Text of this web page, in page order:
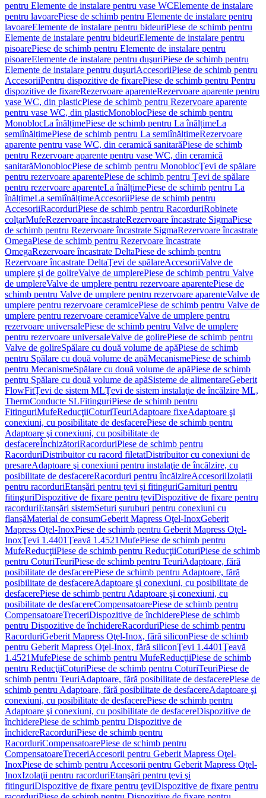
pentru Elemente de instalare pentru vase WCElemente de instalare
pentru lavoarePiese de schimb pentru Elemente de instalare pentru
lavoareElemente de instalare pentru bideuriPiese de schimb pentru
Elemente de instalare pentru bideuriElemente de instalare pentru
pisoarePiese de schimb pentru Elemente de instalare pentru
pisoareElemente de instalare pentru duşuriPiese de schimb pentru
Elemente de instalare pentru duşuriAccesoriiPiese de schimb pentru
AccesoriiPentru dispozitive de fixarePiese de schimb pentru Pentru
dispozitive de fixareRezervoare aparenteRezervoare aparente pentru
vase WC, din plasticPiese de schimb pentru Rezervoare aparente
pentru vase WC, din plasticMonoblocPiese de schimb pentru
MonoblocLa înălțimePiese de schimb pentru La înălțimeLa
semiînălțimePiese de schimb pentru La semiînălțimeRezervoare
aparente pentru vase WC, din ceramică sanitarăPiese de schimb
pentru Rezervoare aparente pentru vase WC, din ceramică
sanitarăMonoblocPiese de schimb pentru MonoblocŢevi de spălare
pentru rezervoare aparentePiese de schimb pentru Ţevi de spălare
pentru rezervoare aparenteLa înălțimePiese de schimb pentru La
înălțimeLa semiînălțimeAccesoriiPiese de schimb pentru
AccesoriiRacorduriPiese de schimb pentru RacorduriRobinete
colţarMufeRezervoare încastrateRezervoare încastrate SigmaPiese
de schimb pentru Rezervoare încastrate SigmaRezervoare încastrate
OmegaPiese de schimb pentru Rezervoare încastrate
OmegaRezervoare încastrate DeltaPiese de schimb pentru
Rezervoare încastrate DeltaŢevi de spălareAccesoriiValve de
umplere şi de golireValve de umplerePiese de schimb pentru Valve
de umplereValve de umplere pentru rezervoare aparentePiese de
schimb pentru Valve de umplere pentru rezervoare aparenteValve de
umplere pentru rezervoare ceramicePiese de schimb pentru Valve de
umplere pentru rezervoare ceramiceValve de umplere pentru
rezervoare universalePiese de schimb pentru Valve de umplere
pentru rezervoare universaleValve de golirePiese de schimb pentru
Valve de golireSpălare cu două volume de apăPiese de schimb
pentru Spălare cu două volume de apăMecanismePiese de schimb
pentru MecanismeSpălare cu două volume de apăPiese de schimb
pentru Spălare cu două volume de apăSisteme de alimentareGeberit
FlowFitŢevi de sistem MLŢevi de sistem instalaţie de încălzire ML,
ThermConducte SLFitinguriPiese de schimb pentru
FitinguriMufeReducţiiCoturiTeuriAdaptoare fixeAdaptoare şi
conexiuni, cu posibilitate de desfacerePiese de schimb pentru
Adaptoare şi conexiuni, cu posibilitate de
desfacereÎnchizătoriRacorduriPiese de schimb pentru
RacorduriDistribuitor cu racord filetatDistribuitor cu conexiuni de
presareAdaptoare şi conexiuni pentru instalaţie de încălzire, cu
posibilitate de desfacereRacorduri pentru încălzireAccesoriiIzolații
pentru racorduriEtanșări pentru țevi și fitinguriGarnituri pentru
fitinguriDispozitive de fixare pentru țeviDispozitive de fixare pentru
racorduriEtanșări sistemSeturi șuruburi pentru conexiuni cu
flanșăMaterial de consumGeberit Mapress Oţel-InoxGeberit
Mapress Oţel-InoxPiese de schimb pentru Geberit Mapress Oţel-
InoxŢevi 1.4401Ţeavă 1.4521MufePiese de schimb pentru
MufeReducţiiPiese de schimb pentru ReducţiiCoturiPiese de schimb
pentru CoturiTeuriPiese de schimb pentru TeuriAdaptoare, fără
posibilitate de desfacerePiese de schimb pentru Adaptoare, fără
posibilitate de desfacereAdaptoare şi conexiuni, cu posibilitate de
desfacerePiese de schimb pentru Adaptoare şi conexiuni, cu
posibilitate de desfacereCompensatoarePiese de schimb pentru
CompensatoareTreceriDispozitive de închiderePiese de schimb
pentru Dispozitive de închidereRacorduriPiese de schimb pentru
RacorduriGeberit Mapress Oţel-Inox, fără siliconPiese de schimb
pentru Geberit Mapress Oţel-Inox, fără siliconŢevi 1.4401Ţeavă
1.4521MufePiese de schimb pentru MufeReducţiiPiese de schimb
pentru ReducţiiCoturiPiese de schimb pentru CoturiTeuriPiese de
schimb pentru TeuriAdaptoare, fără posibilitate de desfacerePiese de
schimb pentru Adaptoare, fără posibilitate de desfacereAdaptoare şi
conexiuni, cu posibilitate de desfacerePiese de schimb pentru
Adaptoare şi conexiuni, cu posibilitate de desfacereDispozitive de
închiderePiese de schimb pentru Dispozitive de
închidereRacorduriPiese de schimb pentru
RacorduriCompensatoarePiese de schimb pentru
CompensatoareTreceriAccesorii pentru Geberit Mapress Oţel-
InoxPiese de schimb pentru Accesorii pentru Geberit Mapress Oţel-
InoxIzolaţii pentru racorduriEtanşări pentru ţevi şi
fitinguriDispozitive de fixare pentru ţeviDispozitive de fixare pentru